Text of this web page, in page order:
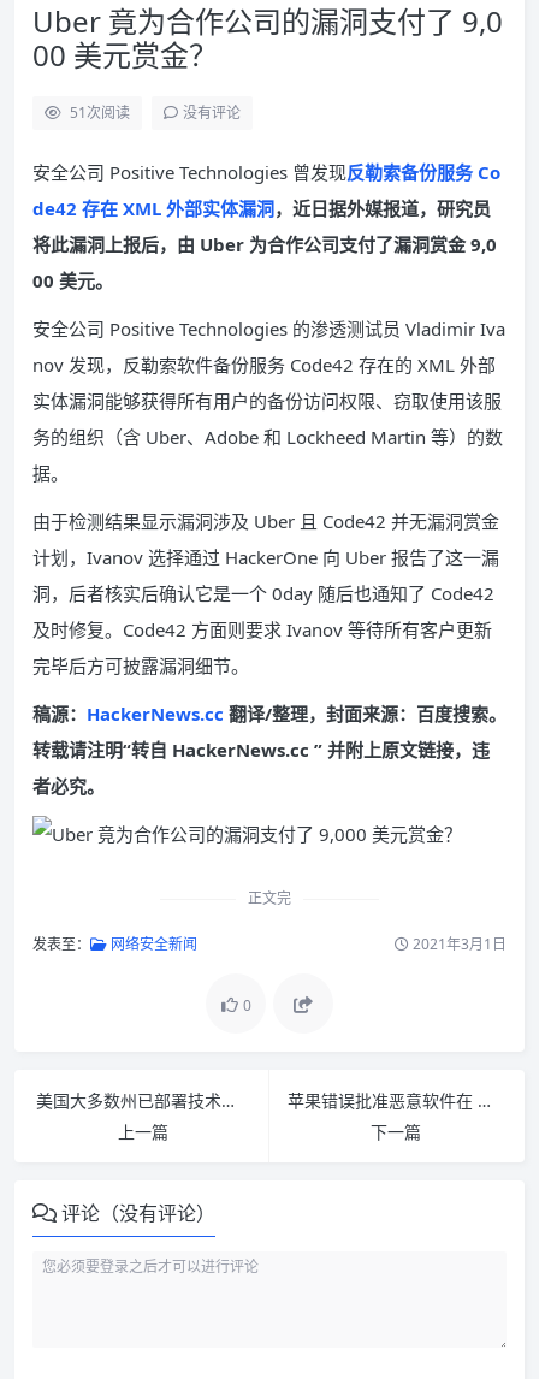
Uber 竟为合作公司的漏洞支付了 9,0
00 美元赏金？
51次阅读 没有评论
安全公司 Positive Technologies 曾发现反勒索备份服务 Co
de42 存在 XML 外部实体漏洞，近日据外媒报道，研究员
将此漏洞上报后，由 Uber 为合作公司支付了漏洞赏金 9,0
00 美元。
安全公司 Positive Technologies 的渗透测试员 Vladimir Iva
nov 发现，反勒索软件备份服务 Code42 存在的 XML 外部
实体漏洞能够获得所有用户的备份访问权限、窃取使用该服
务的组织（含 Uber、Adobe 和 Lockheed Martin 等）的数
据。
由于检测结果显示漏洞涉及 Uber 且 Code42 并无漏洞赏金
计划，Ivanov 选择通过 HackerOne 向 Uber 报告了这一漏
洞，后者核实后确认它是一个 0day 随后也通知了 Code42
及时修复。Code42 方面则要求 Ivanov 等待所有客户更新
完毕后方可披露漏洞细节。
稿源： HackerNews.cc 翻译/整理，封面来源：百度搜索。
转载请注明“转自 HackerNews.cc ” 并附上原文链接，违
者必究。
正文完
发表至： 网络安全新闻 2021年3月1日
0
美国大多数州已部署技术来跟踪选举时黑客的入侵
上一篇
苹果错误批准恶意软件在 macOS 上运行 回应：已撤销
下一篇
评论（没有评论）